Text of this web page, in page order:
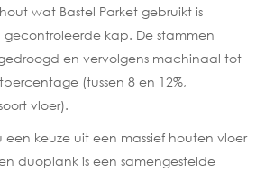
wat Bastel Parket gebruikt is
gecontroleerde kap. De stammen
en vervolgens machinaal tot
(tussen 8 en 12%,
vloer).
keuze uit een massief houten vloer
duoplank is een samengestelde